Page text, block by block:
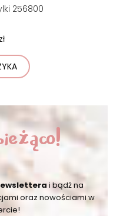
256800
i bądź na
oraz nowościami w